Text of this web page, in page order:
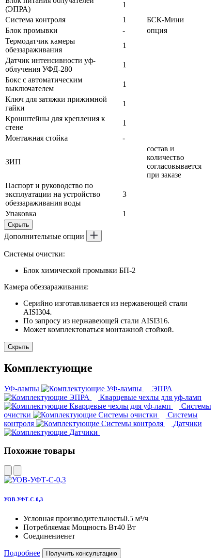
(ЭПРА)
1
Система контроля
1
БСК-Мини
Блок промывки
-
опция
Термодатчик камеры
обеззараживания
1
Датчик интенсивности уф-
облучения УФД-280
1
Бокс с автоматическим
выключателем
1
Ключ для затяжки прижимной
гайки
1
Кронштейны для крепления к
стене
1
Монтажная стойка
-
ЗИП
состав и
количество
согласовывается
при заказе
Паспорт и руководство по
эксплуатации на устройство
обеззараживания воды
3
Упаковка 1
Скрыть
Дополнительные опции
Системы очистки:
Блок химической промывки БП-2
Камера обеззараживания:
Серийно изготавливается из нержавеющей стали
AISI304.
По запросу из нержавеющей стали AISI316.
Может комплектоваться монтажной стойкой.
Скрыть
Комплектующие
УФ-лампы
ЭПРА
Кварцевые чехлы для уф-ламп
Системы
очистки
Системы
контроля
Датчики
Похожие товары
УОВ-УФТ-С-0,3
Условная производительность0.5 м³/ч
Потребляемая Мощность Вт40 Вт
Соединениенет
Подробнее Получить консультацию